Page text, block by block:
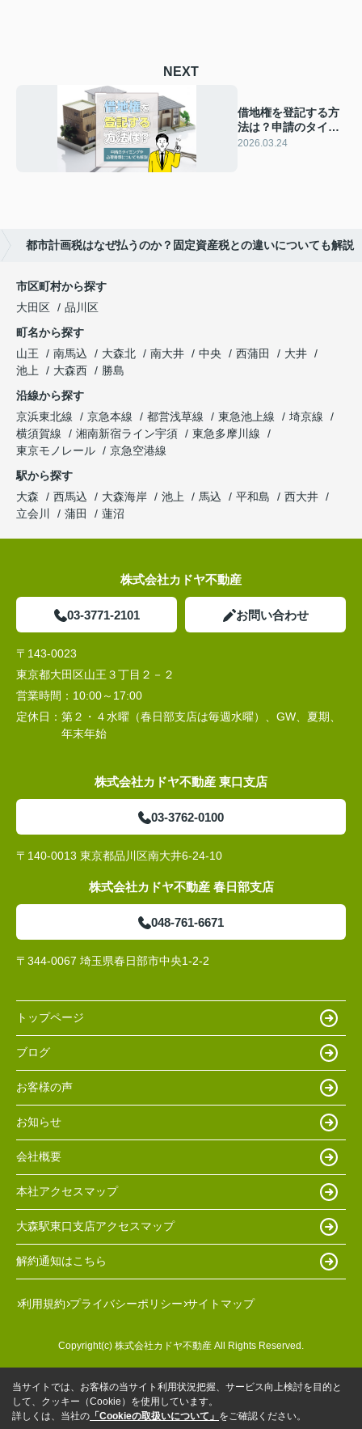
NEXT
借地権を登記する方
法は？申請のタイミ
ングや必要書類につ
2026.03.24
都市計画税はなぜ払うのか？固定資産税との違いについても解説
市区町村から探す
大田区
品川区
町名から探す
山王
南馬込 大森北 南大井 中央 西蒲田
大井
池上
大森西
勝島
沿線から探す
京浜東北線
京急本線 都営浅草線 東急池上線
埼京線
横須賀線
湘南新宿ライン宇須
東急多摩川線
東京モノレール
京急空港線
駅から探す
大森
西馬込 大森海岸 池上 馬込 平和島
西大井
立会川
蒲田 蓮沼
株式会社カドヤ不動産
03-3771-2101 お問い合わせ
〒143-0023
東京都大田区山王３丁目２－２
営業時間： 10:00～17:00
定休日： 第２・４水曜（春日部支店は毎週水曜）、GW、夏期、
年末年始
株式会社カドヤ不動産 東口支店
03-3762-0100
〒140-0013 東京都品川区南大井6-24-10
株式会社カドヤ不動産 春日部支店
048-761-6671
〒344-0067 埼玉県春日部市中央1-2-2
トップページ
ブログ
お客様の声
お知らせ
会社概要
本社アクセスマップ
大森駅東口支店アクセスマップ
解約通知はこちら
利用規約 プライバシーポリシー サイトマップ
Copyright(c) 株式会社カドヤ不動産 All Rights Reserved.
当サイトでは、お客様の当サイト利用状況把握、サービス向上検討を目的と
して、クッキー（Cookie）を使用しています。
詳しくは、当社の 「Cookieの取扱いについて」 をご確認ください。